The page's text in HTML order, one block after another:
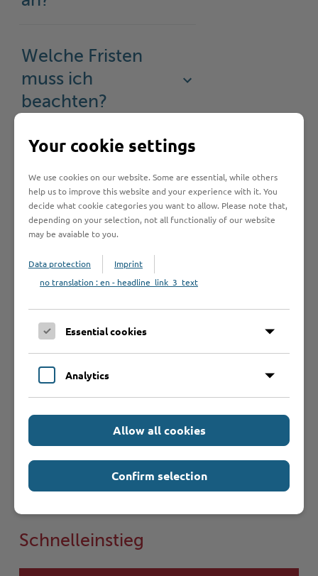
Welche Fristen
muss ich
beachten?
Rechtsgrundlage
Rechtsbehelf
Was sollte ich
noch wissen?
Informationen
Schnelleinstieg
Your cookie settings
We use cookies on our website. Some are essential, while others
help us to improve this website and your experience with it. You
decide what cookie categories you want to allow. Please note that,
depending on your selection, not all functionaliy of our website
may be avaiable to you.
Data protection
Imprint
no translation : en - headline_link_3_text
Essential cookies
Analytics
Allow all cookies
Confirm selection